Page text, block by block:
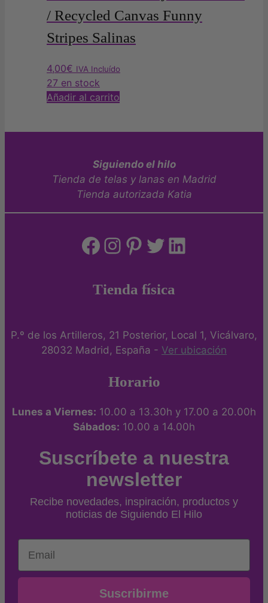
/ Recycled Canvas Funny
Stripes Salinas
4,00€ IVA Incluído
27 en stock
Añadir al carrito
Siguiendo el hilo
Tienda de telas y lanas en Madrid
Tienda autorizada Katia
Facebook
Instagram
Pinterest
Twitter
LinkedIn
Tienda física
P.º de los Artilleros, 21 Posterior, Local 1, Vicálvaro,
28032 Madrid, España - Ver ubicación
Horario
Lunes a Viernes: 10.00 a 13.30h y 17.00 a 20.00h
Sábados: 10.00 a 14.00h
Suscríbete a nuestra
newsletter
Recibe novedades, inspiración, productos y
noticias de Siguiendo El Hilo
Email
Suscribirme